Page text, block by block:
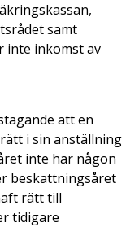
samt
inte inkomst av
att en
i sin anställning
inte har någon
beskattningsåret
rätt till
tidigare